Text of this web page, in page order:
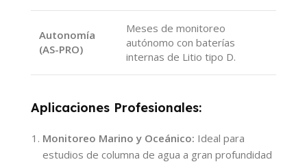
Autonomía
(AS-PRO)
Meses de monitoreo
autónomo con baterías
internas de Litio tipo D.
Aplicaciones Profesionales:
Monitoreo Marino y Oceánico: Ideal para
estudios de columna de agua a gran profundidad